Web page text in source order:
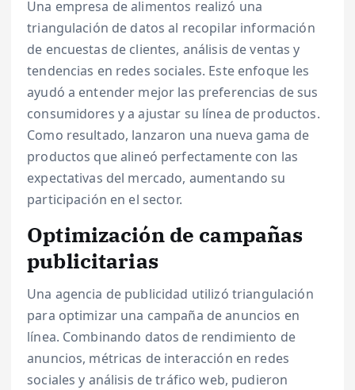
Una empresa de alimentos realizó una
triangulación de datos al recopilar información
de encuestas de clientes, análisis de ventas y
tendencias en redes sociales. Este enfoque les
ayudó a entender mejor las preferencias de sus
consumidores y a ajustar su línea de productos.
Como resultado, lanzaron una nueva gama de
productos que alineó perfectamente con las
expectativas del mercado, aumentando su
participación en el sector.
Optimización de campañas
publicitarias
Una agencia de publicidad utilizó triangulación
para optimizar una campaña de anuncios en
línea. Combinando datos de rendimiento de
anuncios, métricas de interacción en redes
sociales y análisis de tráfico web, pudieron